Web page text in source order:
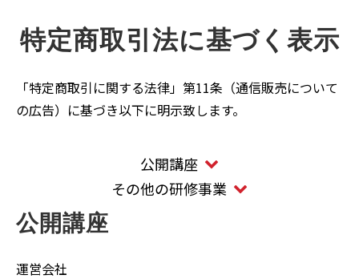
特定商取引法に基づく表示
「特定商取引に関する法律」第11条（通信販売について
の広告）に基づき以下に明示致します。
公開講座
その他の研修事業
公開講座
運営会社